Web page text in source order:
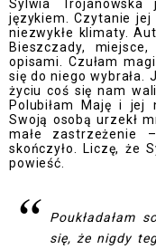
Sylwia Trojanowska
językiem. Czytanie
niezwykłe klimaty.
Bieszczady,
opisami. Czułam
się do niego wybrała.
życiu coś się nam
Polubiłam Maję i jej
Swoją osobą urzekł
małe zastrzeżenie
skończyło. Liczę, że
powieść.
Poukładałam
się, że nigdy